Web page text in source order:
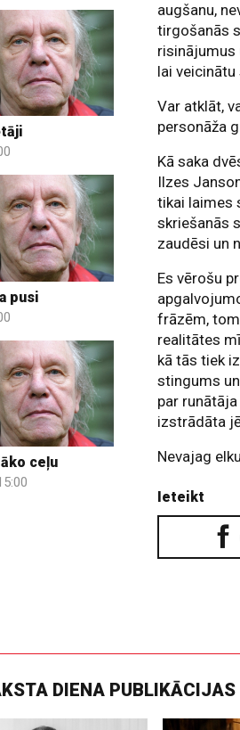
pusi
ceļu
augšanu,
tirgošanās
risinājumus
lai
Var atklāt,
personāža
Kā saka
Ilzes
tikai laimes
skriešanās
zaudēsi un
Es vērošu
frāzēm,
realitātes
kā tās tiek
stingums
par
izstrādāta
Nevajag
Ieteikt
DIENA PUBLIKĀCIJAS